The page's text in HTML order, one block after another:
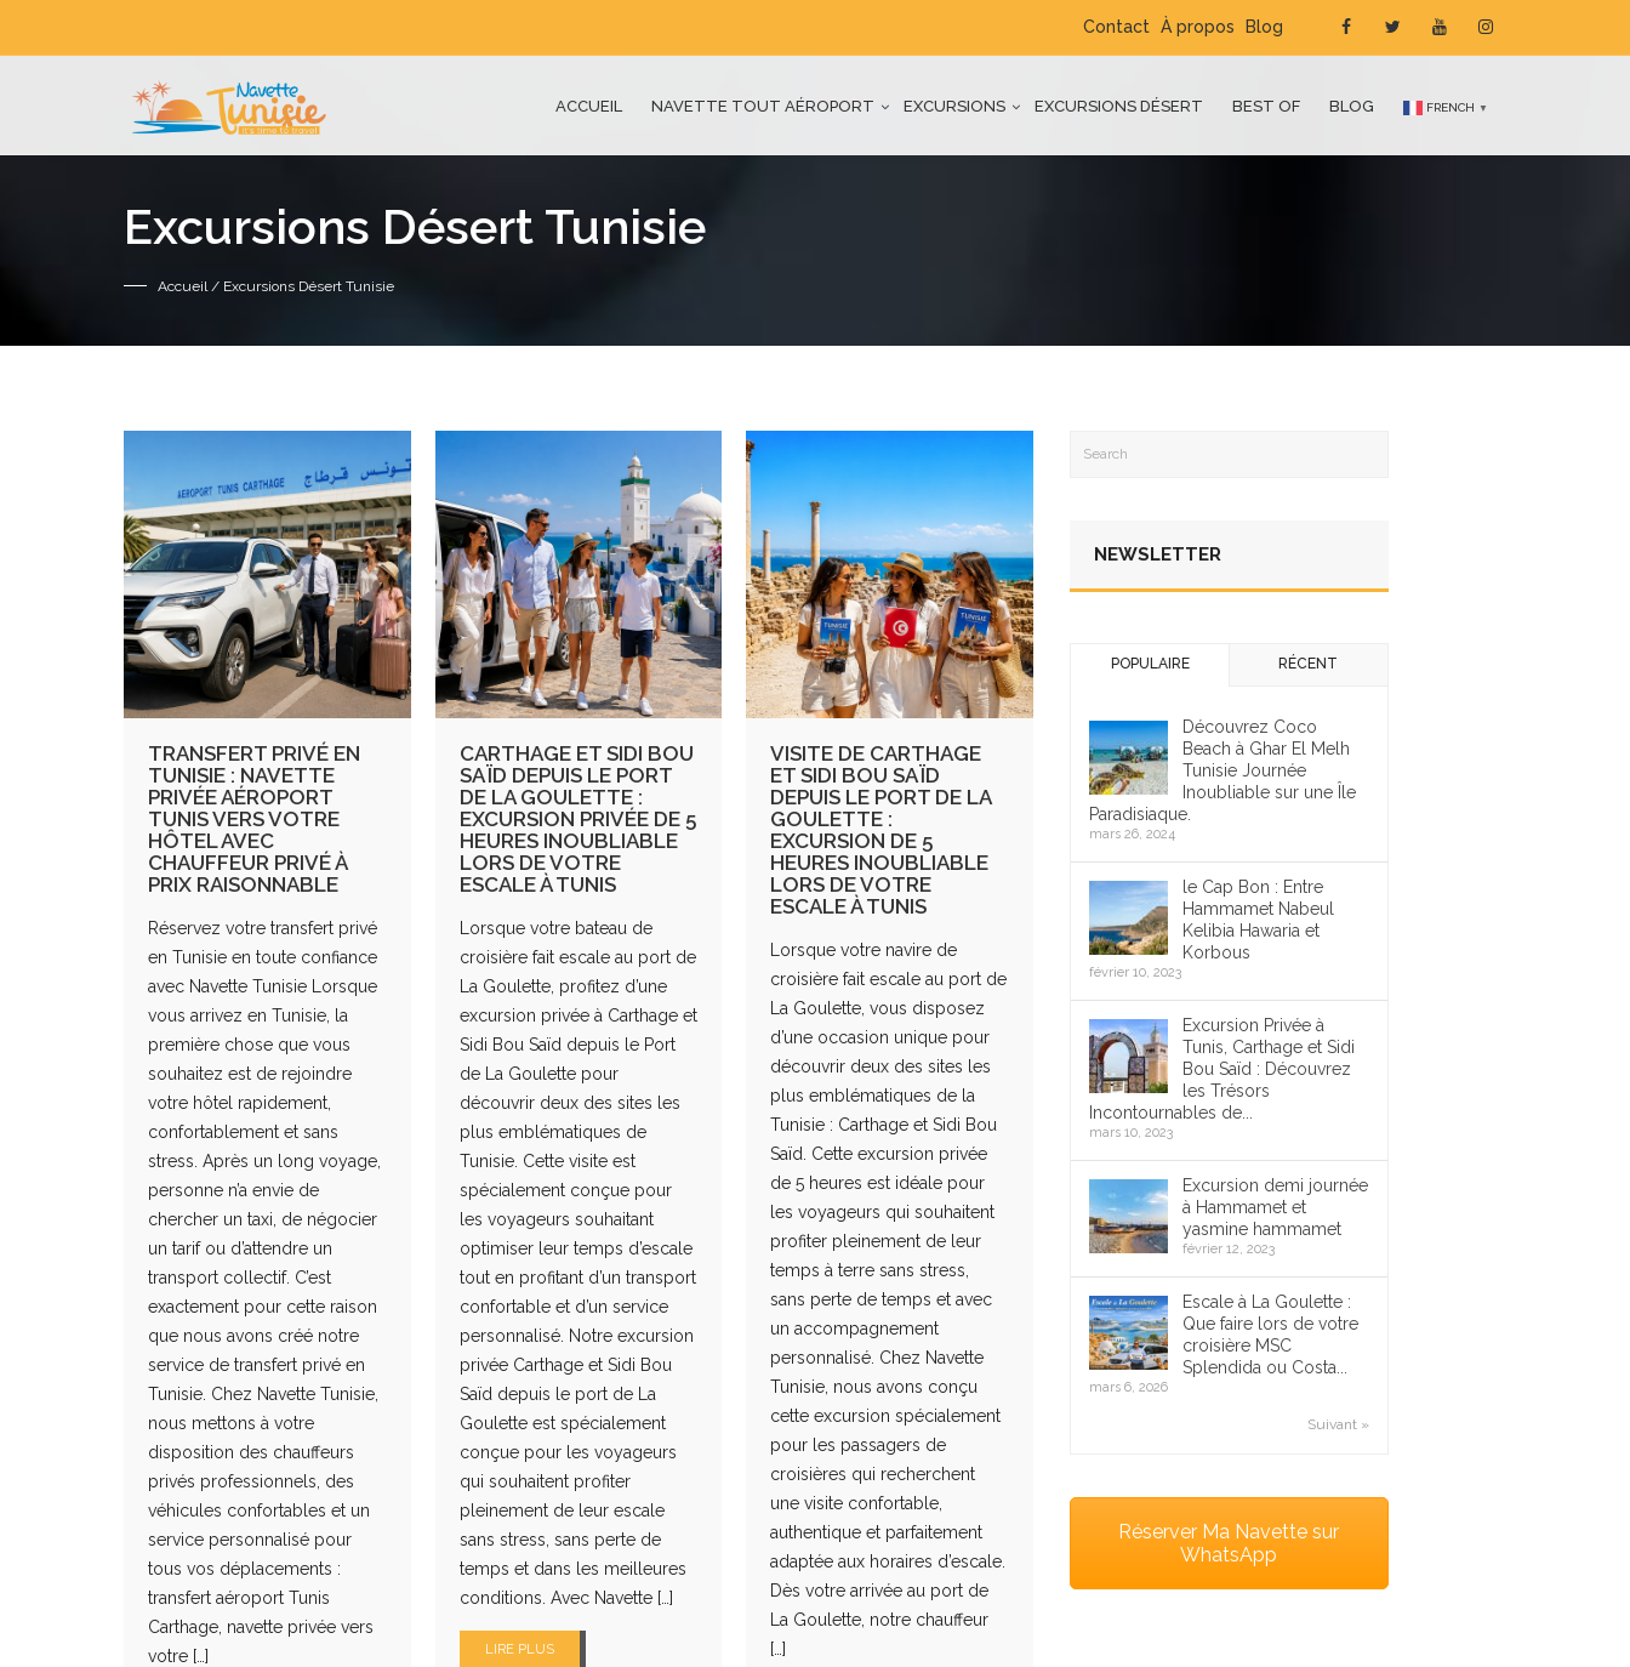
Contact À propos Blog
ACCUEIL NAVETTE TOUT AÉROPORT EXCURSIONS EXCURSIONS DÉSERT BEST OF BLOG FRENCH ▼
Excursions Désert Tunisie
Accueil/ Excursions Désert Tunisie
TRANSFERT PRIVÉ EN
TUNISIE : NAVETTE
PRIVÉE AÉROPORT
TUNIS VERS VOTRE
HÔTEL AVEC
CHAUFFEUR PRIVÉ À
PRIX RAISONNABLE
Réservez votre transfert privé
en Tunisie en toute confiance
avec Navette Tunisie Lorsque
vous arrivez en Tunisie, la
première chose que vous
souhaitez est de rejoindre
votre hôtel rapidement,
confortablement et sans
stress. Après un long voyage,
personne n’a envie de
chercher un taxi, de négocier
un tarif ou d’attendre un
transport collectif. C’est
exactement pour cette raison
que nous avons créé notre
service de transfert privé en
Tunisie. Chez Navette Tunisie,
nous mettons à votre
disposition des chauffeurs
privés professionnels, des
véhicules confortables et un
service personnalisé pour
tous vos déplacements :
transfert aéroport Tunis
Carthage, navette privée vers
votre […]
CARTHAGE ET SIDI BOU
SAÏD DEPUIS LE PORT
DE LA GOULETTE :
EXCURSION PRIVÉE DE 5
HEURES INOUBLIABLE
LORS DE VOTRE
ESCALE À TUNIS
Lorsque votre bateau de
croisière fait escale au port de
La Goulette, profitez d’une
excursion privée à Carthage et
Sidi Bou Saïd depuis le Port
de La Goulette pour
découvrir deux des sites les
plus emblématiques de
Tunisie. Cette visite est
spécialement conçue pour
les voyageurs souhaitant
optimiser leur temps d’escale
tout en profitant d’un transport
confortable et d’un service
personnalisé. Notre excursion
privée Carthage et Sidi Bou
Saïd depuis le port de La
Goulette est spécialement
conçue pour les voyageurs
qui souhaitent profiter
pleinement de leur escale
sans stress, sans perte de
temps et dans les meilleures
conditions. Avec Navette […]
LIRE PLUS
VISITE DE CARTHAGE
ET SIDI BOU SAÏD
DEPUIS LE PORT DE LA
GOULETTE :
EXCURSION DE 5
HEURES INOUBLIABLE
LORS DE VOTRE
ESCALE À TUNIS
Lorsque votre navire de
croisière fait escale au port de
La Goulette, vous disposez
d’une occasion unique pour
découvrir deux des sites les
plus emblématiques de la
Tunisie : Carthage et Sidi Bou
Saïd. Cette excursion privée
de 5 heures est idéale pour
les voyageurs qui souhaitent
profiter pleinement de leur
temps à terre sans stress,
sans perte de temps et avec
un accompagnement
personnalisé. Chez Navette
Tunisie, nous avons conçu
cette excursion spécialement
pour les passagers de
croisières qui recherchent
une visite confortable,
authentique et parfaitement
adaptée aux horaires d’escale.
Dès votre arrivée au port de
La Goulette, notre chauffeur
[…]
NEWSLETTER
POPULAIRE RÉCENT
Découvrez Coco
Beach à Ghar El Melh
Tunisie Journée
Inoubliable sur une Île
Paradisiaque.
mars 26, 2024
le Cap Bon : Entre
Hammamet Nabeul
Kelibia Hawaria et
Korbous
février 10, 2023
Excursion Privée à
Tunis, Carthage et Sidi
Bou Saïd : Découvrez
les Trésors
Incontournables de...
mars 10, 2023
Excursion demi journée
à Hammamet et
yasmine hammamet
février 12, 2023
Escale à La Goulette :
Que faire lors de votre
croisière MSC
Splendida ou Costa...
mars 6, 2026
Suivant »
Réserver Ma Navette sur
WhatsApp